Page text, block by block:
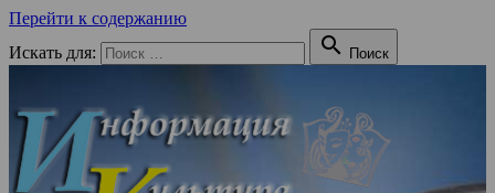
Перейти к содержанию
Искать для:
 Поиск